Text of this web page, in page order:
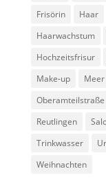
Frisörin
Haar
Haarwachstum
Hochzeitsfrisur
Make-up
Meer
Oberamteilstraße
Reutlingen
Trinkwasser
Weihnachten